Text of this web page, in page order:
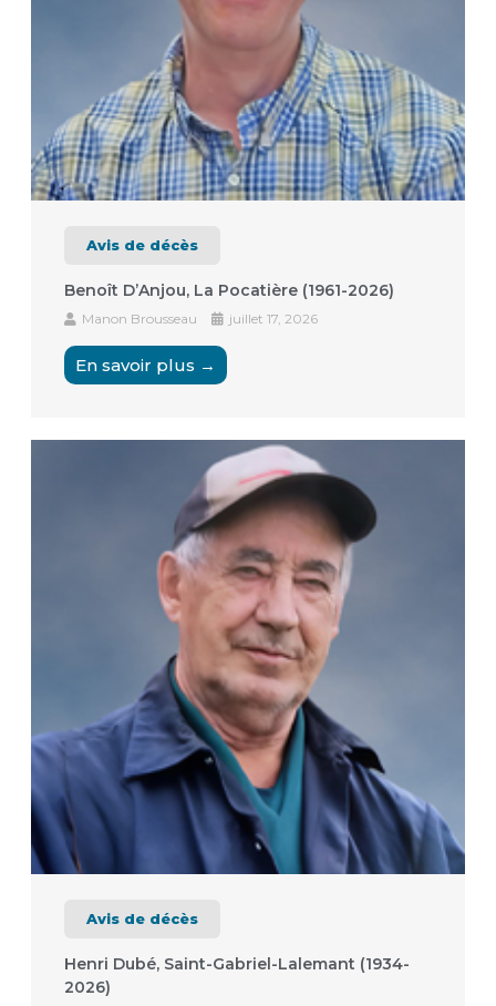
Avis de décès
Benoît D’Anjou, La Pocatière (1961-2026)
Manon Brousseau juillet 17, 2026
En savoir plus →
Avis de décès
Henri Dubé, Saint-Gabriel-Lalemant (1934-
2026)